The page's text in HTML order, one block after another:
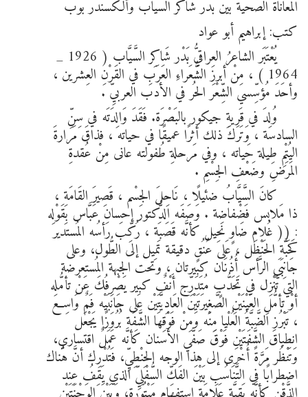
المعاناة الصحية بين بدر شاكر السياب وألكسندر بوب
كتب: إبراهيم أبو عواد
يُعْتَبَر الشاعرُ العِراقيُّ بَدْر شَاكِر السَّيَّاب ( 1926 _
1964 ) ، مِنْ أبرزِ الشُّعَراءِ العَرَبِ في القَرْنِ العِشرين ،
وأحَدَ مُؤسِّسي الشِّعْر الحُر في الأدب العربيِّ .
وُلِدَ في قَريةِ جيكور بالبَصْرَة. فَقَدَ وَالِدَتَه في سِنِّ
السادسة ، وَتَرَكَ ذلك أثرًا عميقًا في حياته ، فذاقَ مَرارةَ
اليُتْمِ طِيلة حَياته ، وفي مَرحلةِ طُفولته عانى مِنْ عُقدةِ
المَرَضِ وضَعْفِ الجِسْمِ .
كانَ السَّيَّابُ ضئيلًا ، نَاحِلَ الجِسْم ، قَصِيرَ القَامَةِ ،
ذا مَلابس فَضْفاضة . وَصَفَه الدُّكتور إحسان عَبَّاس بِقَوْلِه
: (( غُلام ضَاوٍ نَحِيل كأنَّه قَصَبَة ، رُكِّبَ رَأسُه المُستدير
كَحَبَّةِ الحَنْظَل ، عَلى عُنُقٍ دقيقة تَمِيل إلى الطُّول، وعلى
جَانِبَي الرَّأس أُذُنَان كبيرتان ، وتحت الجبهة المُستعرضة
التي تَنْزِل في تَحَدُّبٍ مُتَدَرِّج أَنْفٌ كبير يَصْرِفُكَ عَنْ تأمُّلِه
أوْ تأمُّلِ العَيْنَيْنِ الصَّغِيرَتَيْن العَادِيَّتَيْن عَلى جَانِبَيْه فَمٌ وَاسِع
، تَبْرُز الضَّبَّةُ العُلْيا مِنْه وَمِنْ فَوْقِهَا الشَّفَة بُرُوزًا يَجْعَل
انطباقَ الشَّفَتَيْن فَوْقَ صَفَّي الأسنان كَأنَّه عَمَلٌ اقتساري،
وَتَنْظُر مَرَّةً أُخْرَى إلى هذا الوجه الحِنْطِيِّ، فَتُدْرِك أنَّ هُناك
اضطرابًا في التَّنَاسُبِ بَيْنَ الفَكِّ السُّفْلِيِّ الذي يَقِفُ عِند